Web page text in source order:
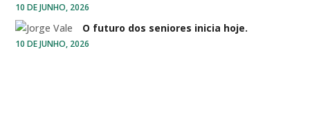
10 DE JUNHO, 2026
O futuro dos seniores inicia hoje.
10 DE JUNHO, 2026